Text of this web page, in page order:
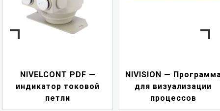
NIVELCONT PDF —
индикатор токовой
петли
NIVISION —
для визуализации
процессов